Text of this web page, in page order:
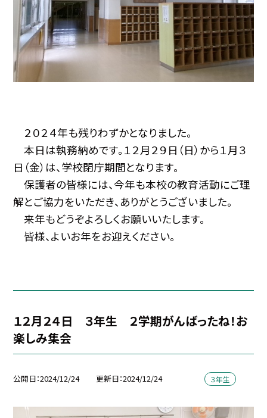
２０２４年も残りわずかとなりました。
本日は執務納めです。１２月２９日（日）から１月３
日（金）は、学校閉庁期間となります。
保護者の皆様には、今年も本校の教育活動にご理
解とご協力をいただき、ありがとうございました。
来年もどうぞよろしくお願いいたします。
皆様、よいお年をお迎えください。
１２月２４日 ３年生 ２学期がんばったね！お
楽しみ集会
公開日 2024/12/24 更新日 2024/12/24 ３年生